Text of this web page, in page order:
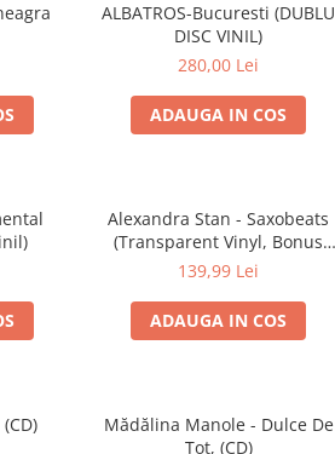
ALBATROS-Bucuresti (DUBLU
DISC VINIL)
280,00 Lei
ADAUGA IN COS
Alexandra Stan - Saxobeats
(Transparent Vinyl, Bonus
Tracks) ) (Disc Vinil)
139,99 Lei
ADAUGA IN COS
Mădălina Manole - Dulce De
Tot, (CD)